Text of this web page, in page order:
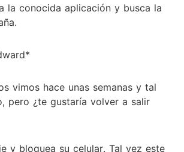
la conocida aplicación y busca la
vimos hace unas semanas y tal
pero ¿te gustaría volver a salir
y bloquea su celular. Tal vez este